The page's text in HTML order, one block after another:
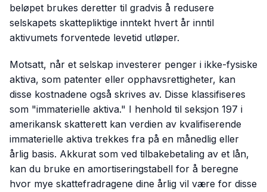
beløpet brukes deretter til gradvis å redusere
selskapets skattepliktige inntekt hvert år inntil
aktivumets forventede levetid utløper.
Motsatt, når et selskap investerer penger i ikke-fysiske
aktiva, som patenter eller opphavsrettigheter, kan
disse kostnadene også skrives av. Disse klassifiseres
som "immaterielle aktiva." I henhold til seksjon 197 i
amerikansk skatterett kan verdien av kvalifiserende
immaterielle aktiva trekkes fra på en månedlig eller
årlig basis. Akkurat som ved tilbakebetaling av et lån,
kan du bruke en amortiseringstabell for å beregne
hvor mye skattefradragene dine årlig vil være for disse